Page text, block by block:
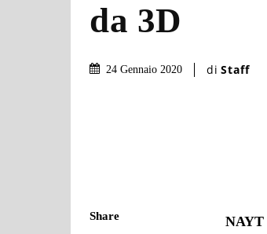
da 3D
24 Gennaio 2020 di Staff
Share NAYT